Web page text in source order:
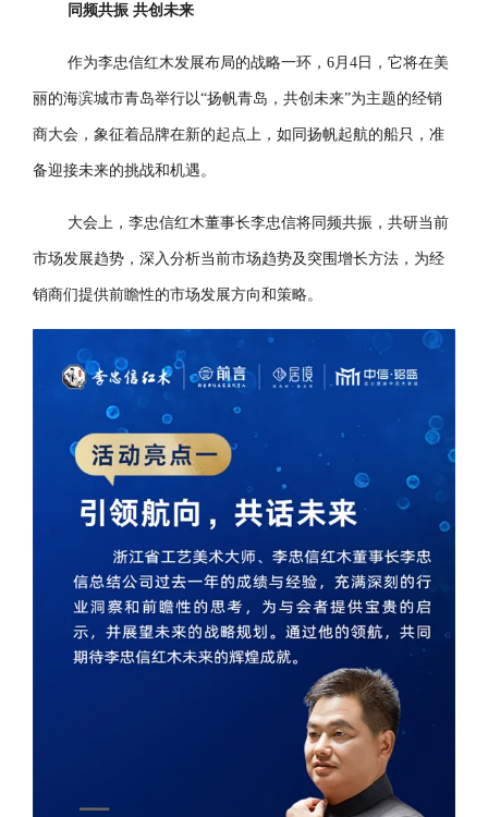
同频共振 共创未来
作为李忠信红木发展布局的战略一环，6月4日，它将在美
丽的海滨城市青岛举行以“扬帆青岛，共创未来”为主题的经销
商大会，象征着品牌在新的起点上，如同扬帆起航的船只，准
备迎接未来的挑战和机遇。
大会上，李忠信红木董事长李忠信将同频共振，共研当前
市场发展趋势，深入分析当前市场趋势及突围增长方法，为经
销商们提供前瞻性的市场发展方向和策略。